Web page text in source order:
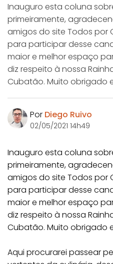
Inauguro esta coluna
primeiramente,
amigos do site Todos por
para participar desse
maior e melhor espaço
diz respeito à nossa
Cubatão. Muito obrigado
Por Diego Ruivo
02/05/2021 14h49
Inauguro esta coluna
primeiramente,
amigos do site Todos por
para participar desse
maior e melhor espaço
diz respeito à nossa
Cubatão. Muito obrigado
Aqui procurarei passear